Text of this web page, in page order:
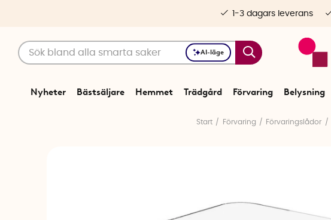
AI-läge
Nyheter Bästsäljare Hemmet Trädgård Förvaring Belysning
1-3 dagars leverans
Start Förvaring Förvaringslådor